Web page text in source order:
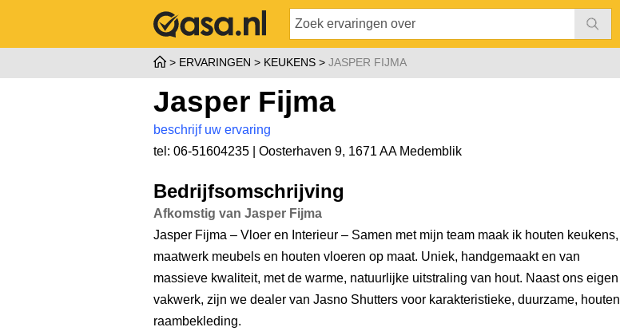
ERVARINGEN KEUKENS JASPER FIJMA
Jasper Fijma
beschrijf uw ervaring
tel: 06-51604235 | Oosterhaven 9, 1671 AA Medemblik
Bedrijfsomschrijving
Afkomstig van Jasper Fijma
Jasper Fijma – Vloer en Interieur – Samen met mijn team maak ik houten keukens,
maatwerk meubels en houten vloeren op maat. Uniek, handgemaakt en van
massieve kwaliteit, met de warme, natuurlijke uitstraling van hout. Naast ons eigen
vakwerk, zijn we dealer van Jasno Shutters voor karakteristieke, duurzame, houten
raambekleding.